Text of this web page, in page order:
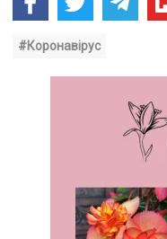
#Коронавірус